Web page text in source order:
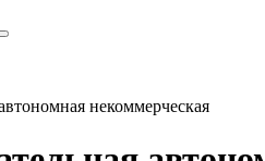
некоммерческая